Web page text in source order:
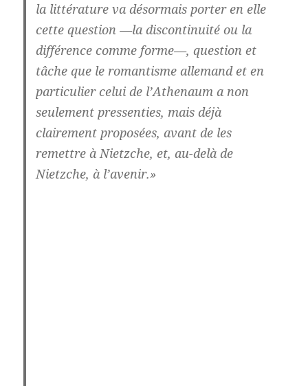
la littérature va désormais porter en elle
cette question —la discontinuité ou la
différence comme forme—, question et
tâche que le romantisme allemand et en
particulier celui de l’Athenaum a non
seulement pressenties, mais déjà
clairement proposées, avant de les
remettre à Nietzche, et, au-delà de
Nietzche, à l’avenir.»